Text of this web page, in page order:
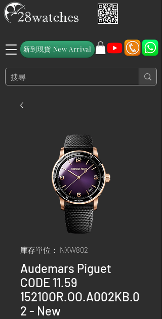
新到現貨 New Arrival
庫存單位： NXW802
Audemars Piguet
CODE 11.59
15210OR.OO.A002KB.0
2 - New